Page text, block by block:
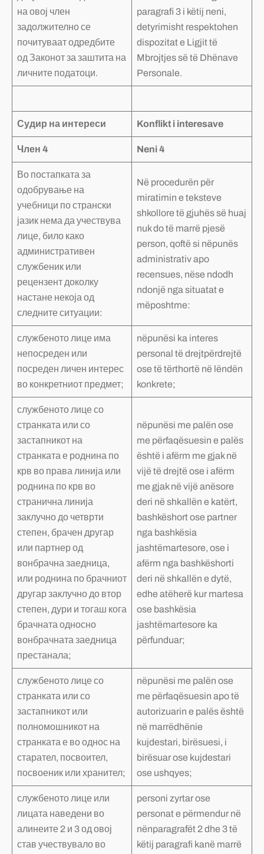
на овој член
задолжително се
почитуваат одредбите
од Законот за заштита на
личните податоци.
paragrafi 3 i këtij neni,
detyrimisht respektohen
dispozitat e Ligjit të
Mbrojtjes së të Dhënave
Personale.
Судир на интереси Konflikt i interesave
Член 4 Neni 4
Во постапката за
одобрување на
учебници по странски
јазик нема да учествува
лице, било како
административен
службеник или
рецензент доколку
настане некоја од
следните ситуации:
Në procedurën për
miratimin e teksteve
shkollore të gjuhës së huaj
nuk do të marrë pjesë
person, qoftë si nëpunës
administrativ apo
recensues, nëse ndodh
ndonjë nga situatat e
mëposhtme:
службеното лице има
непосреден или
посреден личен интерес
во конкретниот предмет;
nëpunësi ka interes
personal të drejtpërdrejtë
ose të tërthortë në lëndën
konkrete;
службеното лице со
странката или со
застапникот на
странката е роднина по
крв во права линија или
роднина по крв во
странична линија
заклучно до четврти
степен, брачен другар
или партнер од
вонбрачна заедница,
или роднина по брачниот
другар заклучно до втор
степен, дури и тогаш кога
брачната односно
вонбрачната заедница
престанала;
nëpunësi me palën ose
me përfaqësuesin e palës
është i afërm me gjak në
vijë të drejtë ose i afërm
me gjak në vijë anësore
deri në shkallën e katërt,
bashkëshort ose partner
nga bashkësia
jashtëmartesore, ose i
afërm nga bashkëshorti
deri në shkallën e dytë,
edhe atëherë kur martesa
ose bashkësia
jashtëmartesore ka
përfunduar;
службеното лице со
странката или со
застапникот или
полномошникот на
странката е во однос на
старател, посвоител,
посвоеник или хранител;
nëpunësi me palën ose
me përfaqësuesin apo të
autorizuarin e palës është
në marrëdhënie
kujdestari, birësuesi, i
birësuar ose kujdestari
ose ushqyes;
службеното лице или
лицата наведени во
алинеите 2 и 3 од овој
став учествувало во
personi zyrtar ose
personat e përmendur në
nënparagrafët 2 dhe 3 të
këtij paragrafi kanë marrë